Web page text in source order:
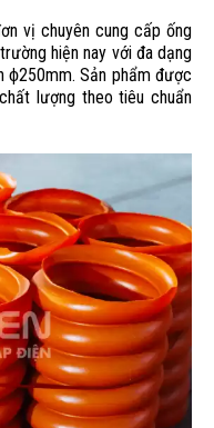
vị chuyên cung cấp ống
hiện nay với đa dạng
Sản phẩm được
lượng theo tiêu chuẩn